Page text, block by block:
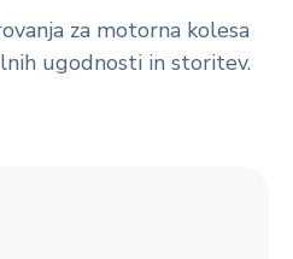
za motorna kolesa
ugodnosti in storitev.